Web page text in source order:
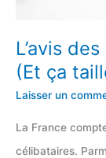
L’avis
(Et ça
Laisser un
La France
célibataires.